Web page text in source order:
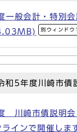
一般会計・特別
別ウィンドウ
5年度川崎市債
川崎市債説明会
インで開催しま